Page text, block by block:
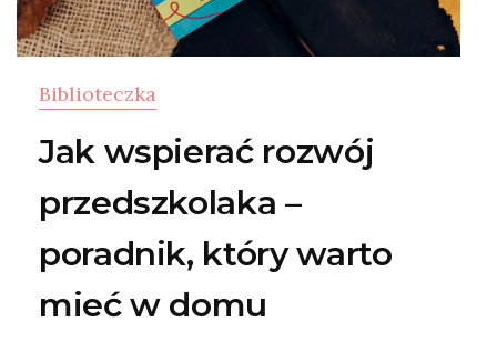
Biblioteczka
Jak wspierać rozwój
przedszkolaka –
poradnik, który warto
mieć w domu